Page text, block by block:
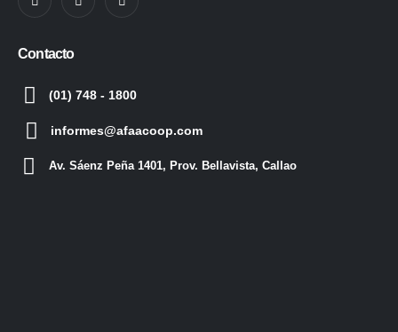
Contacto
(01) 748 - 1800
informes@afaacoop.com
Av. Sáenz Peña 1401, Prov. Bellavista, Callao